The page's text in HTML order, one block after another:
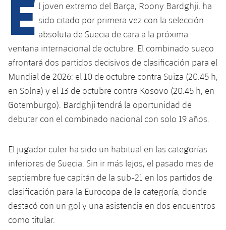
plusicon
más
Instalaciones
Spotify Camp Nou
Palau Blaugrana
Barça Cafe
Ciutat Esportiva
La Masia
plusicon
más
Servicios
plusicon
más
SUB13
SUB12
SUB11 A
SUB11 B
SUB10 A
SUB10 B
SUB9 B
SUB8 A
SUB13 B
SUB12 C
SUB11 C
Entradas
Gameday Shows
Resultados
Clasificación
Fotos
Historia
Palmarés
Base
Barça Atlètic
Junior
Cadete A
Cadete B
Infantil B
Mini
Campus Verano
PLUSICON
MÁS
Primer Equipo
plusicon
más
Calendario
Resultados
Clasificaciones
Jugadores
Barça Atlètic
plusicon
más
Actualidad
Resultados
Clasificaciones
Jugadores
plusicon
más
Juvenil
Cadete A
Cadete B
PLUSICON
MÁS
Primer equipo
plusicon
más
Actualidad
Calendario
Barça Atlètic
Actualidad
Base
l joven extremo del Barça, Roony Bardghji, ha
sido citado por primera vez con la selección
absoluta de Suecia de cara a la próxima
ventana internacional de octubre. El combinado sueco
afrontará dos partidos decisivos de clasificación para el
Mundial de 2026: el 10 de octubre contra Suiza (20.45 h,
en Solna) y el 13 de octubre contra Kosovo (20.45 h, en
Gotemburgo). Bardghji tendrá la oportunidad de
debutar con el combinado nacional con solo 19 años.
El jugador culer ha sido un habitual en las categorías
inferiores de Suecia. Sin ir más lejos, el pasado mes de
septiembre fue capitán de la sub-21 en los partidos de
clasificación para la Eurocopa de la categoría, donde
destacó con un gol y una asistencia en dos encuentros
como titular.